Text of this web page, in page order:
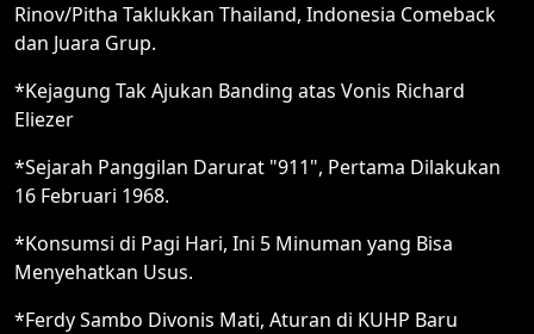
Rinov/Pitha Taklukkan Thailand, Indonesia Comeback
dan Juara Grup.
*Kejagung Tak Ajukan Banding atas Vonis Richard
Eliezer
*Sejarah Panggilan Darurat "911", Pertama Dilakukan
16 Februari 1968.
*Konsumsi di Pagi Hari, Ini 5 Minuman yang Bisa
Menyehatkan Usus.
*Ferdy Sambo Divonis Mati, Aturan di KUHP Baru